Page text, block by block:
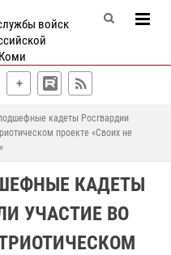
войск
кадеты Росгвардии
проекте «Своих не
КАДЕТЫ
УЧАСТИЕ ВО